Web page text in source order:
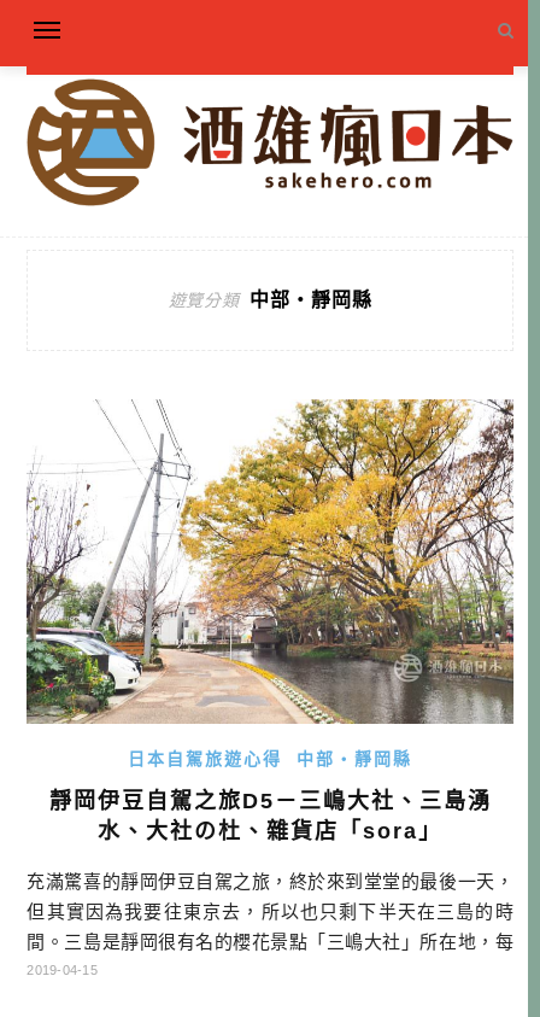
遊覽分類 中部・靜岡縣
日本自駕旅遊心得 中部・靜岡縣
靜岡伊豆自駕之旅D5－三嶋大社、三島湧
水、大社の杜、雜貨店「sora」
充滿驚喜的靜岡伊豆自駕之旅，終於來到堂堂的最後一天，
但其實因為我要往東京去，所以也只剩下半天在三島的時
間。三島是靜岡很有名的櫻花景點「三嶋大社」所在地，每
年春天都是非常熱鬧，不過因為是冬天前來，所以顯得較寧
2019-04-15